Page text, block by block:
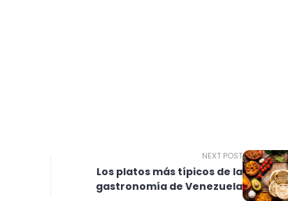
NEXT POST
Los platos más típicos de la
gastronomía de Venezuela